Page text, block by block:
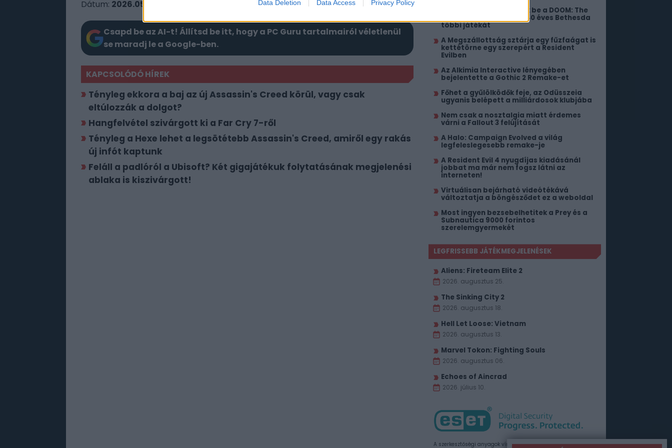
Data Deletion Data Access Privacy Policy
Dátum: 2026.05.21 06:45
Csapd be az AI-t! Állítsd be itt, hogy a PC Guru tartalmairól véletlenül
se maradj le a Google-ben.
KAPCSOLÓDÓ HÍREK
Tényleg ekkora a baj az új Assassin's Creed körül, vagy csak
eltúlozzák a dolgot?
Hangfelvétel szivárgott ki a Far Cry 7-ről
Tényleg a Hexe lehet a legsötétebb Assassin's Creed, amiről egy rakás
új infót kaptunk
Feláll a padlóról a Ubisoft? Két gigajátékuk folytatásának megjelenési
ablaka is kiszivárgott!
Fillérekért szerezhetitek be a DOOM: The
Dark Ages DLC-jét és a 40 éves Bethesda
többi játékát
A Megszállottság sztárja egy fűzfaágat is
kettétörne egy szerepért a Resident
Evilben
Az Alkimia Interactive lényegében
bejelentette a Gothic 2 Remake-et
Főhet a gyűlölködők feje, az Odüsszeia
ugyanis belépett a milliárdosok klubjába
Nem csak a nosztalgia miatt érdemes
várni a Fallout 3 felújítását
A Halo: Campaign Evolved a világ
legfeleslegesebb remake-je
A Resident Evil 4 nyugdíjas kiadásánál
jobbat ma már nem fogsz látni az
interneten!
Virtuálisan bejárható videótékává
változtatja a böngésződet ez a weboldal
Most ingyen bezsebelhetitek a Prey és a
Subnautica 9000 forintos
szerelemgyermekét
LEGFRISSEBB JÁTÉKMEGJELENÉSEK
Aliens: Fireteam Elite 2
2026. augusztus 25.
The Sinking City 2
2026. augusztus 18.
Hell Let Loose: Vietnam
2026. augusztus 13.
Marvel Tokon: Fighting Souls
2026. augusztus 06.
Echoes of Aincrad
2026. július 10.
A szerkesztőségi anyagok vírusellenőrzését az ESET